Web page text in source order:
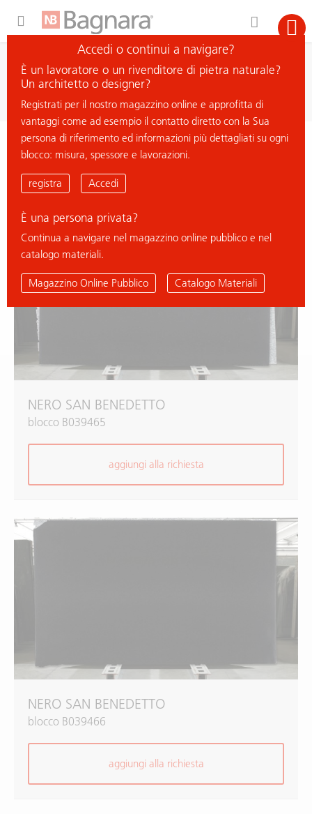
cerca materiale
< ritorna all'elenco
NERO SAN BENEDETTO
NERO SAN BENEDETTO
blocco B039465
aggiungi alla richiesta
NERO SAN BENEDETTO
blocco B039466
aggiungi alla richiesta
Accedi o continui a navigare?
È un lavoratore o un rivenditore di pietra naturale?
Un architetto o designer?
Registrati per il nostro magazzino online e approfitta di
vantaggi come ad esempio il contatto diretto con la Sua
persona di riferimento ed informazioni più dettagliati su ogni
blocco: misura, spessore e lavorazioni.
registra Accedi
È una persona privata?
Continua a navigare nel magazzino online pubblico e nel
catalogo materiali.
Magazzino Online Pubblico Catalogo Materiali